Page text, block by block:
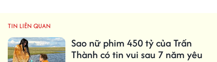
TIN LIÊN QUAN
Sao nữ phim 450 tỷ của Trấn
Thành có tin vui sau 7 năm yêu